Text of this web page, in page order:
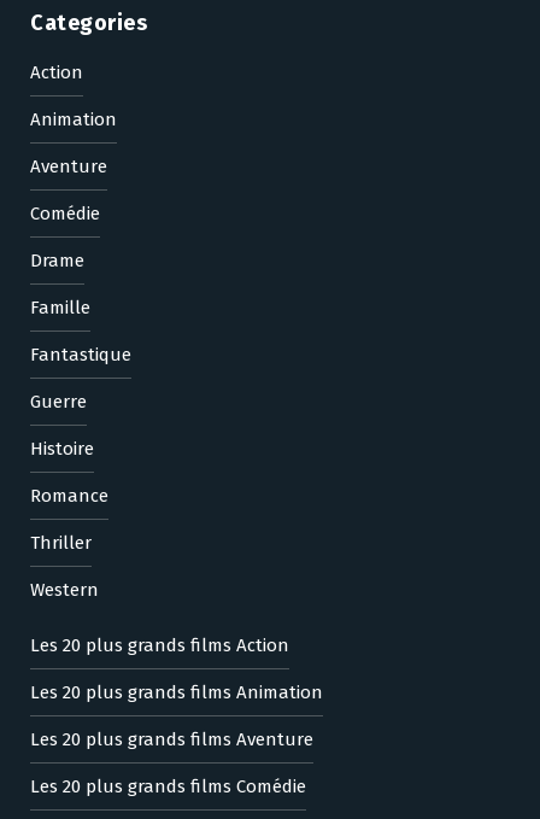
Categories
Action
Animation
Aventure
Comédie
Drame
Famille
Fantastique
Guerre
Histoire
Romance
Thriller
Western
Les 20 plus grands films Action
Les 20 plus grands films Animation
Les 20 plus grands films Aventure
Les 20 plus grands films Comédie